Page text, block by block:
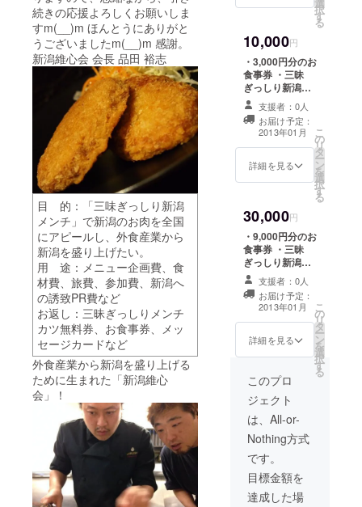
続きの応援よろしくお願いしま
すm(__)m ほんとうにありがと
うございましたm(__)m 感謝。
新潟維心会 会長 品田 裕志
目 的：「三味ぎっしり新潟
メンチ」で新潟のお肉を全国
にアピールし、外食産業から
新潟を盛り上げたい。
用 途：メニュー企画費、食
材費、旅費、参加費、新潟へ
の誘致PR費など
お返し：三昧ぎっしりメンチ
カツ無料券、お食事券、メッ
セージカードなど
外食産業から新潟を盛り上げる
ために生まれた「新潟維心
会」！
ます） ・お礼の
メッセージカー
ド
択
す
る
10,000円
・3,000円分のお
食事券 ・三昧
ぎっしり新潟メ
ンチ無料券 （遠
方の方でお食事
券などご利用頂
けない方には、
上記2点の代替と
して三昧ぎっし
ます） ・お礼の
メッセージカー
ド
支援者：0人
お届け予定：
2013年01月
詳細を見る
こ
の
リ
タ
ー
ン
を
選
択
す
る
30,000円
・9,000円分のお
食事券 ・三昧
ぎっしり新潟メ
ンチ無料券 （遠
方の方でお食事
券などご利用頂
けない方には、
上記2点の代替と
して三昧ぎっし
らせていただき
ます）
支援者：0人
お届け予定：
2013年01月
詳細を見る
こ
の
リ
タ
ー
ン
を
選
択
す
る
このプロ
ジェクト
は、All-or-
Nothing方式
です。
目標金額を
達成した場